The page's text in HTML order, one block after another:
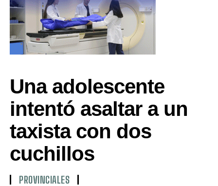
Una adolescente
intentó asaltar a un
taxista con dos
cuchillos
PROVINCIALES